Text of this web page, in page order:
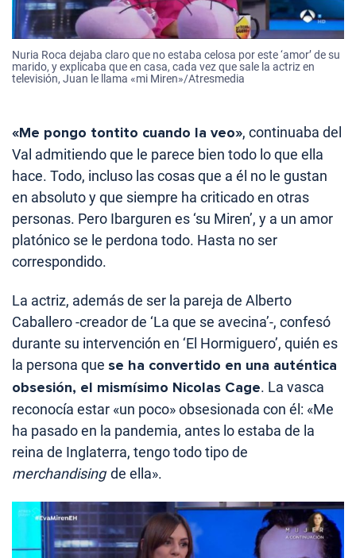
Nuria Roca dejaba claro que no estaba celosa por este ‘amor’ de su
marido, y explicaba que en casa, cada vez que sale la actriz en
televisión, Juan le llama «mi Miren»/Atresmedia
«Me pongo tontito cuando la veo», continuaba del
Val admitiendo que le parece bien todo lo que ella
hace. Todo, incluso las cosas que a él no le gustan
en absoluto y que siempre ha criticado en otras
personas. Pero Ibarguren es ‘su Miren’, y a un amor
platónico se le perdona todo. Hasta no ser
correspondido.
La actriz, además de ser la pareja de Alberto
Caballero -creador de ‘La que se avecina’-, confesó
durante su intervención en ‘El Hormiguero’, quién es
la persona que se ha convertido en una auténtica
obsesión, el mismísimo Nicolas Cage. La vasca
reconocía estar «un poco» obsesionada con él: «Me
ha pasado en la pandemia, antes lo estaba de la
reina de Inglaterra, tengo todo tipo de
merchandising de ella».